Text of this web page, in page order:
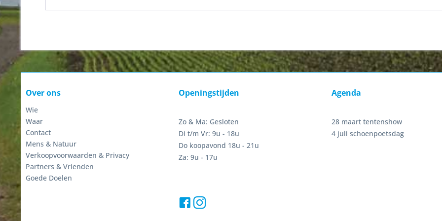
Over ons
Wie
Waar
Contact
Mens & Natuur
Verkoopvoorwaarden & Privacy
Partners & Vrienden
Goede Doelen
Openingstijden
Zo & Ma: Gesloten
Di t/m Vr: 9u - 18u
Do koopavond 18u - 21u
Za: 9u - 17u
Agenda
28 maart tentenshow
4 juli schoenpoetsdag